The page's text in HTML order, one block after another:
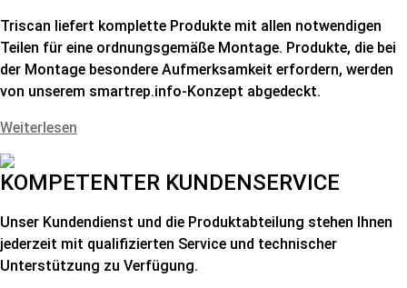
Triscan liefert komplette Produkte mit allen notwendigen
Teilen für eine ordnungsgemäße Montage. Produkte, die bei
der Montage besondere Aufmerksamkeit erfordern, werden
von unserem smartrep.info-Konzept abgedeckt.
Weiterlesen
KOMPETENTER KUNDENSERVICE
Unser Kundendienst und die Produktabteilung stehen Ihnen
jederzeit mit qualifizierten Service und technischer
Unterstützung zu Verfügung.